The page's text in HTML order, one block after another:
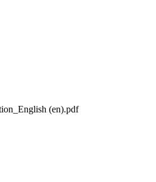
(en).pdf